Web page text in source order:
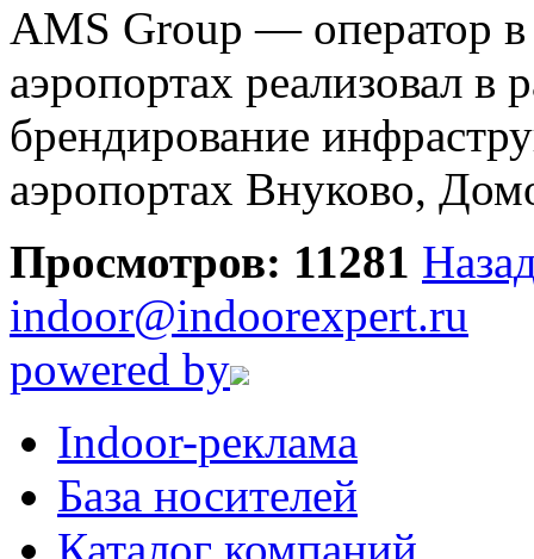
AMS Group — оператор в
аэропортах реализовал в
брендирование
аэропортах Внуково,
Просмотров: 11281
indoor@indoorexpert.ru
powered by
Indoor-реклама
База носителей
Каталог компаний